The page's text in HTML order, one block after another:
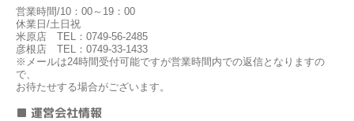
営業時間/10：00～19：00
休業日/土日祝
米原店 TEL：0749-56-2485
彦根店 TEL：0749-33-1433
※メールは24時間受付可能ですが営業時間内での返信となりますの
で、
お待たせする場合がございます。
■ 運営会社情報